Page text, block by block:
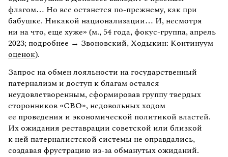
флагом… Но все останется по-прежнему, как при
бабушке. Никакой национализации… И, несмотря
ни на что, еще хуже» (м., 54 года, фокус-группа, апрель
2023; подробнее → Звоновский, Ходыкин: Континуум
оценок).
Запрос на обмен лояльности на государственный
патернализм и доступ к благам остался
неудовлетворенным, сформировав группу твердых
сторонников «СВО», недовольных ходом
ее проведения и экономической политикой властей.
Их ожидания реставрации советской или близкой
к ней патерналистской системы не оправдались,
создавая фрустрацию из-за обманутых ожиданий.